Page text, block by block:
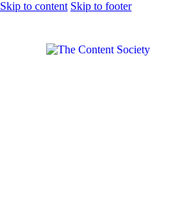
Skip to content Skip to footer